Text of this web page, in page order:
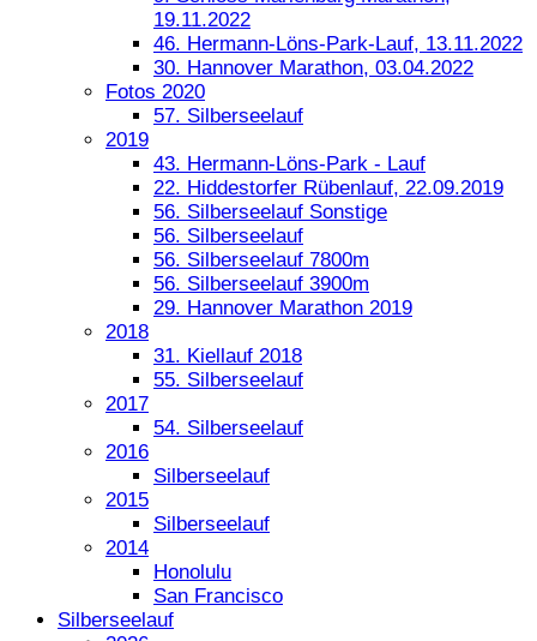
19.11.2022
46. Hermann-Löns-Park-Lauf, 13.11.2022
30. Hannover Marathon, 03.04.2022
Fotos 2020
57. Silberseelauf
2019
43. Hermann-Löns-Park - Lauf
22. Hiddestorfer Rübenlauf, 22.09.2019
56. Silberseelauf Sonstige
56. Silberseelauf
56. Silberseelauf 7800m
56. Silberseelauf 3900m
29. Hannover Marathon 2019
2018
31. Kiellauf 2018
55. Silberseelauf
2017
54. Silberseelauf
2016
Silberseelauf
2015
Silberseelauf
2014
Honolulu
San Francisco
Silberseelauf